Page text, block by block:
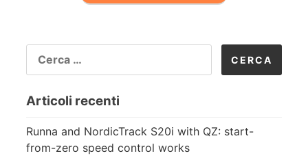
PER:
Articoli recenti
Runna and NordicTrack S20i with QZ: start-
from-zero speed control works